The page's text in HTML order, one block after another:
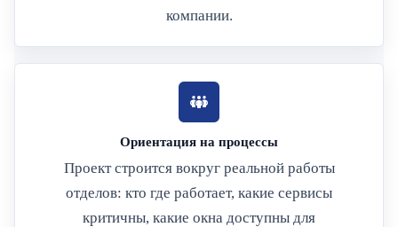
компании.
Ориентация на процессы
Проект строится вокруг реальной работы
отделов: кто где работает, какие сервисы
критичны, какие окна доступны для